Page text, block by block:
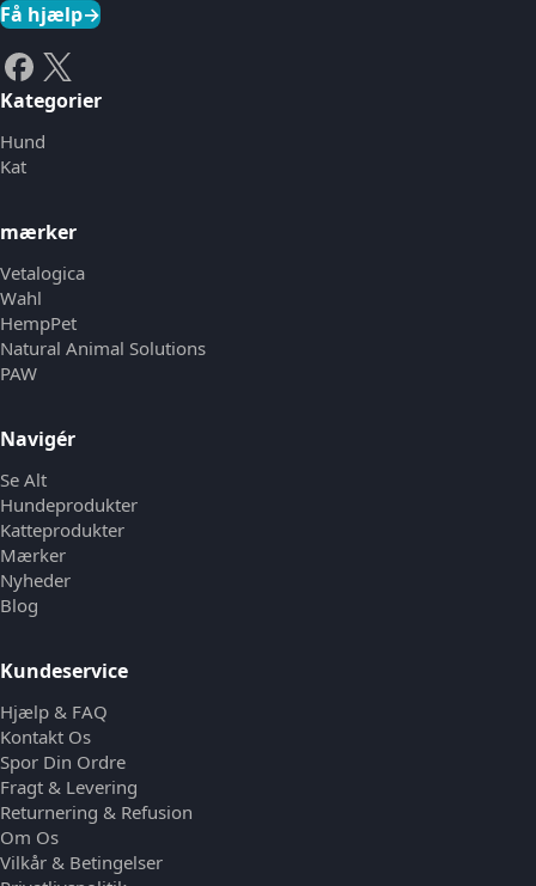
Få hjælp→
Kategorier
Hund
Kat
mærker
Vetalogica
Wahl
HempPet
Natural Animal Solutions
PAW
Navigér
Se Alt
Hundeprodukter
Katteprodukter
Mærker
Nyheder
Blog
Kundeservice
Hjælp & FAQ
Kontakt Os
Spor Din Ordre
Fragt & Levering
Returnering & Refusion
Om Os
Vilkår & Betingelser